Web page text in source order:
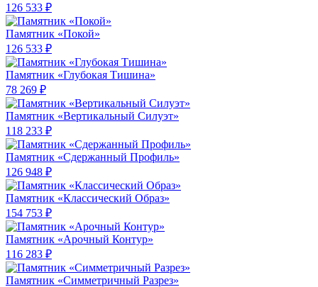
126 533 ₽
Памятник «Покой»
126 533 ₽
Памятник «Глубокая Тишина»
78 269 ₽
Памятник «Вертикальный Силуэт»
118 233 ₽
Памятник «Сдержанный Профиль»
126 948 ₽
Памятник «Классический Образ»
154 753 ₽
Памятник «Арочный Контур»
116 283 ₽
Памятник «Симметричный Разрез»